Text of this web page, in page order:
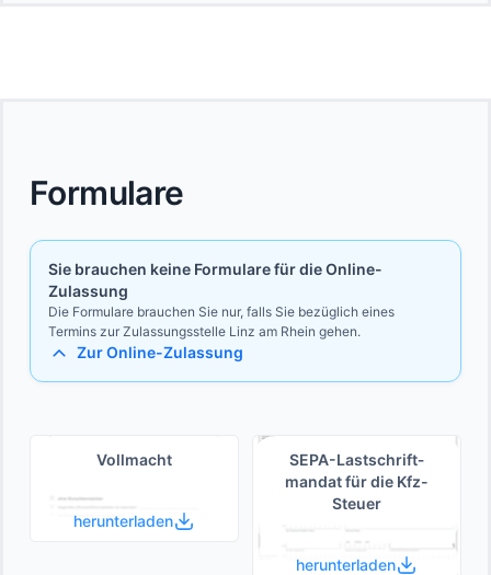
Formulare
Sie brauchen keine Formulare für die Online-
Zulassung
Die Formulare brauchen Sie nur, falls Sie bezüglich eines
Termins zur Zulassungsstelle Linz am Rhein gehen.
Zur Online-Zulassung
Vollmacht
herunterladen
SEPA-Lastschrift­
mandat für die Kfz-
Steuer
herunterladen